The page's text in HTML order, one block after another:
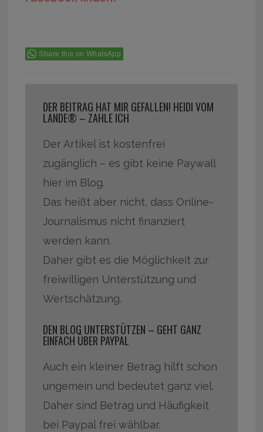
Share this on WhatsApp
DER BEITRAG HAT MIR GEFALLEN! HEIDI VOM
LANDE® – ZAHLE ICH
Der Artikel ist kostenfrei
zugänglich – es gibt keine Paywall
hier im Blog.
Das heißt aber nicht, dass Online-
Journalismus nicht finanziert
werden kann.
Daher gibt es die Möglichkeit zur
freiwilligen Unterstützung und
Wertschätzung.
DEN BLOG UNTERSTÜTZEN – GEHT GANZ
EINFACH ÜBER PAYPAL
Auch ein kleiner Betrag hilft schon
ungemein und bedeutet ganz viel.
Daher sind Betrag und Häufigkeit
bei Paypal frei wählbar.